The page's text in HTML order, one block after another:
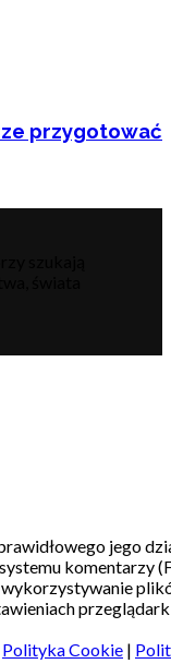
przygotować
jego
komentarzy
Polityka Cookie |